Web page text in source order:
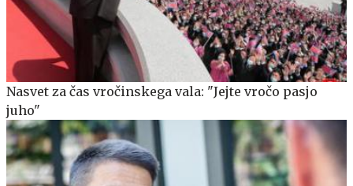
Nasvet za čas vročinskega vala: "Jejte vročo pasjo
juho"